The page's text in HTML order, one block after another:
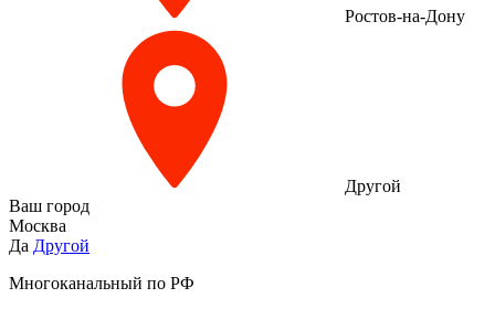
Ростов-на-Дону
Другой
Ваш город
Москва
Да Другой
Многоканальный по РФ